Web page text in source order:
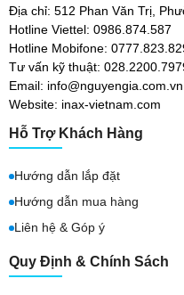
Địa chỉ: 512 Phan Văn Trị,
Hotline Viettel: 0986.874.587
Hotline Mobifone:
Tư vấn kỹ thuật:
Email: info@nguyengia.com.vn
Website: inax-vietnam.com
Hỗ Trợ Khách Hàng
Hướng dẫn lắp đặt
Hướng dẫn mua hàng
Liên hệ & Góp ý
Quy Định & Chính Sách